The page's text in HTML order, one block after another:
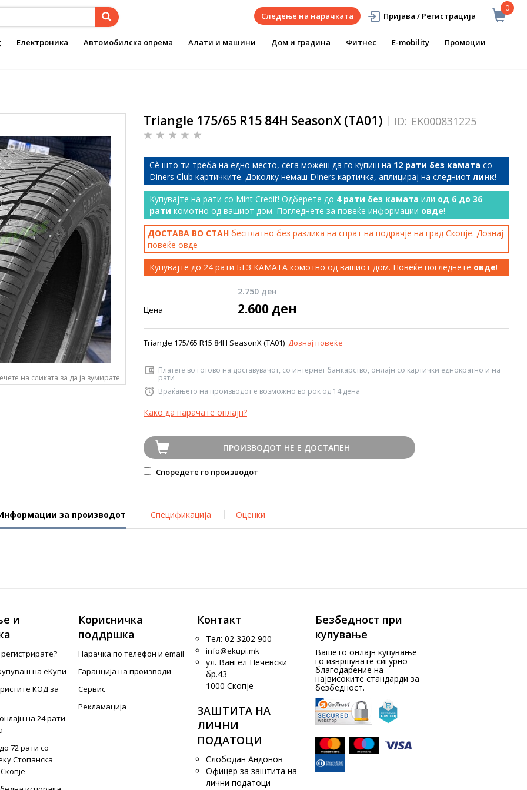
0
Следење на нарачката Пријава / Регистрација
Електроника Автомобилска опрема Алати и машини Дом и градина Фитнес E-mobility Промоции
на сликата за да ја зумирате
Triangle 175/65 R15 84H SeasonX (TA01) ID: EK000831225
Сѐ што ти треба на едно место, сега можеш да го купиш на 12 рати без камата со
Diners Club картичките. Доколку немаш DIners картичка, аплицирај на следниот линк!
Купувајте на рати со Mint Credit! Одберете до 4 рати без камата или од 6 до 36
рати комотно од вашиот дом. Погледнете за повеќе информации овде!
ДОСТАВА ВО СТАН бесплатно без разлика на спрат на подрачје на град Скопје. Дознај
повеќе овде
Купувајте до 24 рати БЕЗ КАМАТА комотно од вашиот дом. Повеќе погледнете овде!
2.750 ден
Цена 2.600 ден
Triangle 175/65 R15 84H SeasonX (TA01) Дознај повеќе
Платете во готово на доставувачот, со интернет банкарство, онлајн со картички еднократно и на
рати
Враќањето на производот е возможно во рок од 14 дена
Како да нарачате онлајн?
ПРОИЗВОДОТ НЕ Е ДОСТАПЕН
Споредете го производот
за производот Спецификација Оценки
и
на еКупи
КОД за
на 24 рати
72 рати со
Стопанска
Корисничка
поддршка
Нарачка по телефон и еmail
Гаранција на производи
Сервис
Рекламација
Контакт
Тел: 02 3202 900
info@ekupi.mk
ул. Вангел Нечевски
бр.43
1000 Скопје
ЗАШТИТА НА
ЛИЧНИ
ПОДАТОЦИ
Слободан Андонов
Офицер за заштита на
лични податоци
Безбедност при
купување
Вашето онлајн купување
го извршувате сигурно
благодарение на
највисоките стандарди за
безбедност.